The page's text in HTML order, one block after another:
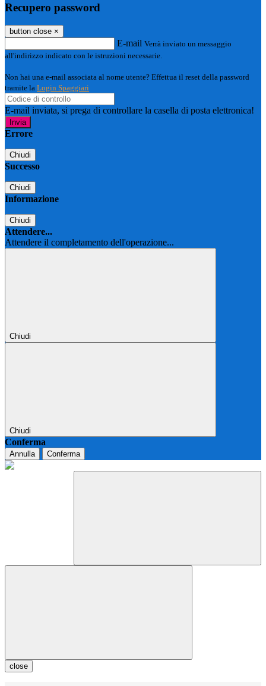
Recupero password
button close ×
E-mail Verrà inviato un messaggio
all'indirizzo indicato con le istruzioni necessarie.
Non hai una e-mail associata al nome utente? Effettua il reset della password
tramite la Login Spaggiari
E-mail inviata, si prega di controllare la casella di posta elettronica!
Errore
Chiudi
Successo
Chiudi
Informazione
Chiudi
Attendere...
Attendere il completamento dell'operazione...
Chiudi
Chiudi
Conferma
Annulla Conferma
close